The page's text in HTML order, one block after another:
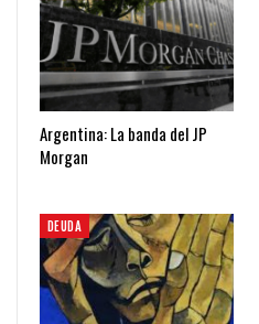
Argentina: La banda del JP
Morgan
DEUDA